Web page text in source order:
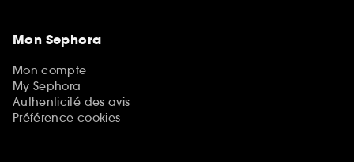
Mon Sephora
Mon compte
My Sephora
Authenticité des avis
Préférence cookies